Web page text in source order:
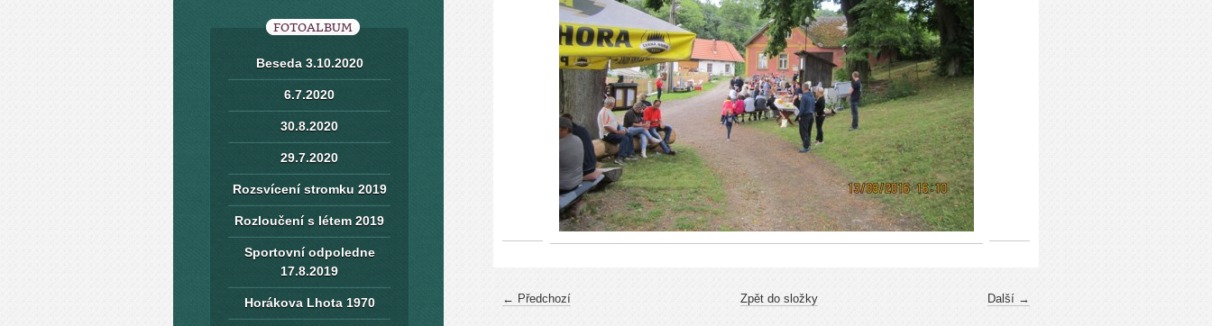
← Předchozí Další →
Zpět do složky
FOTOALBUM
Beseda 3.10.2020
6.7.2020
30.8.2020
29.7.2020
Rozsvícení stromku 2019
Rozloučení s létem 2019
Sportovní odpoledne
17.8.2019
Horákova Lhota 1970